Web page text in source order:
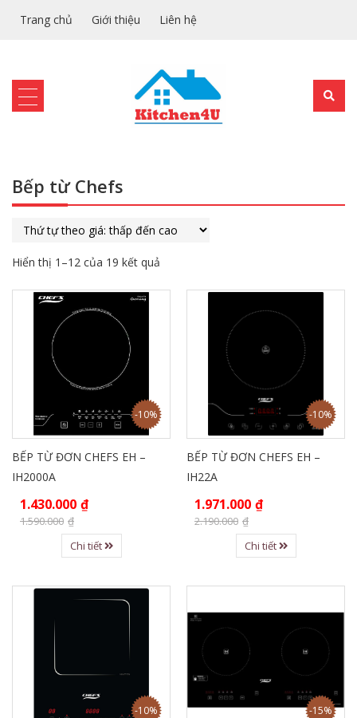
Trang chủ Giới thiệu Liên hệ
Bếp từ Chefs
Hiển thị 1–12 của 19 kết quả
-10%
BẾP TỪ ĐƠN CHEFS EH –
IH2000A
1.430.000 ₫
1.590.000 ₫
Chi tiết
-10%
BẾP TỪ ĐƠN CHEFS EH –
IH22A
1.971.000 ₫
2.190.000 ₫
Chi tiết
-10% -15%